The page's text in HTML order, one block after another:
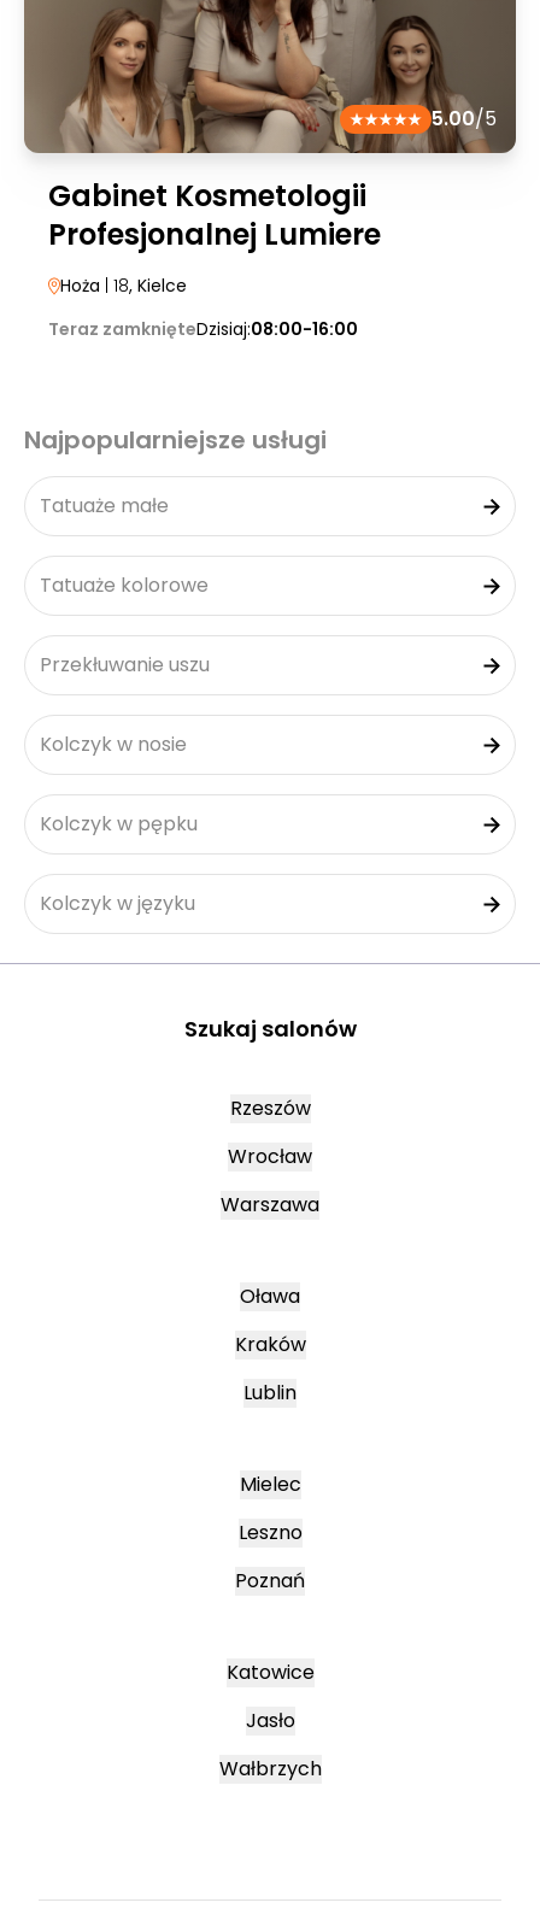
5.00/5
Gabinet Kosmetologii
Profesjonalnej Lumiere
Hoża | 18, Kielce
Teraz zamknięteDzisiaj:08:00-16:00
Najpopularniejsze usługi
Tatuaże małe
Tatuaże kolorowe
Przekłuwanie uszu
Kolczyk w nosie
Kolczyk w pępku
Kolczyk w języku
Szukaj salonów
Rzeszów
Wrocław
Warszawa
Oława
Kraków
Lublin
Mielec
Leszno
Poznań
Katowice
Jasło
Wałbrzych